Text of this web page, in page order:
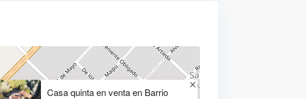
Casa quinta en venta en Barrio